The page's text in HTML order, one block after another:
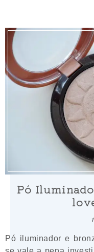
Pó
Pó iluminador e